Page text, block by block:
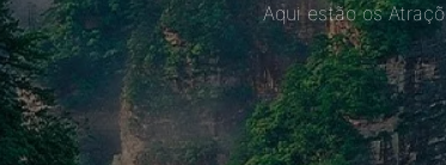
Aqui estão os